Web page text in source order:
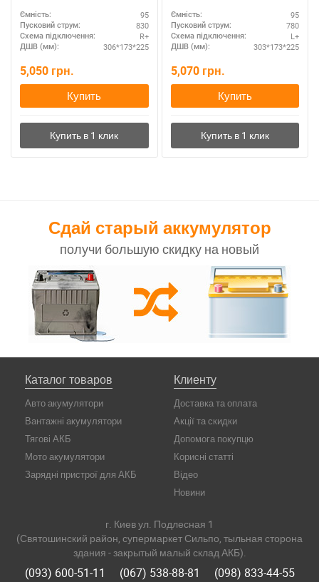
Ємність: 95
Пусковий струм: 830
Схема підключення: R+
ДШВ (мм): 306*173*225
5,050 грн.
Купить
Ємність: 95
Пусковий струм: 780
Схема підключення: L+
ДШВ (мм): 303*173*225
5,070 грн.
Купить
Сдай старый аккумулятор
получи большую скидку на новый
Каталог товаров
Авто акумулятори
Вантажні акумулятори
Тягові АКБ
Мото акумулятори
Зарядні пристрої для АКБ
Клиенту
Доставка та оплата
Акції та скидки
Допомога покупцю
Корисні статті
Відео
Новини
г. Киев ул. Подлесная 1
(Святошинский район, супермаркет Сильпо, тыльная сторона
здания - закрытый малый склад АКБ).
(093) 600-51-11 (067) 538-88-81 (098) 833-44-55